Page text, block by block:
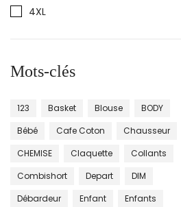
4XL
Mots-clés
123 Basket Blouse
BODY
Bébé
Cafe Coton
Chausseur
CHEMISE
Claquette
Collants
Combishort
Depart
DIM
Débardeur
Enfant
Enfants